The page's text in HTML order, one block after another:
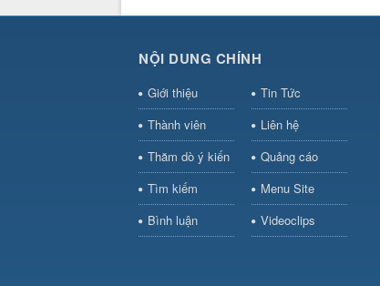
NỘI DUNG CHÍNH
Giới thiệu
Tin Tức
Thành viên
Liên hệ
Thăm dò ý kiến
Quảng cáo
Tìm kiếm
Menu Site
Bình luận
Videoclips